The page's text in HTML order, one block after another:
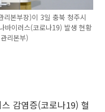
본부장)이 3일 충북 청주시
바이러스(코로나19) 발생 현황
리본부)
감염증(코로나19) 혈